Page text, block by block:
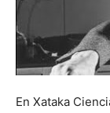
En Xataka